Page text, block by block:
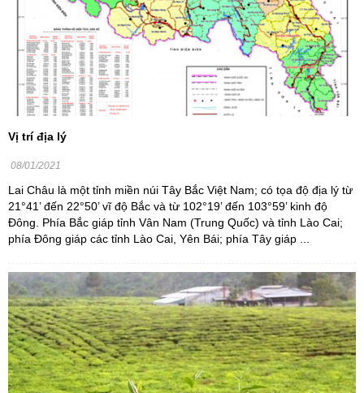
Vị trí địa lý
08/01/2021
Lai Châu là một tỉnh miền núi Tây Bắc Việt Nam; có tọa độ địa lý từ
21°41’ đến 22°50’ vĩ độ Bắc và từ 102°19’ đến 103°59’ kinh độ
Đông. Phía Bắc giáp tỉnh Vân Nam (Trung Quốc) và tỉnh Lào Cai;
phía Đông giáp các tỉnh Lào Cai, Yên Bái; phía Tây giáp ...